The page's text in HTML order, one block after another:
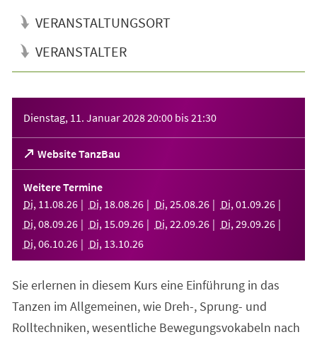
VERANSTALTUNGSORT
VERANSTALTER
Dienstag, 11. Januar 202820:00 bis21:30
Website TanzBau
(Öffnet
in
einem
neuen
Tab)
Weitere Termine
Di, 11 .08.26 Di, 18.08.26 Di, 25.08.26 Di, 01 .09.26
Di, 08.09.26 Di, 15.09.26 Di, 22.09.26 Di, 29.09.26
Di, 06.10.26 Di, 13.10.26
Sie erlernen in diesem Kurs eine Einführung in das
Tanzen im Allgemeinen, wie Dreh-, Sprung- und
Rolltechniken, wesentliche Bewegungsvokabeln nach